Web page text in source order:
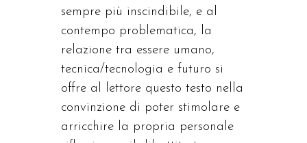
sempre più inscindibile, e al
contempo problematica, la
relazione tra essere umano,
tecnica/tecnologia e futuro si
offre al lettore questo testo nella
convinzione di poter stimolare e
arricchire la propria personale